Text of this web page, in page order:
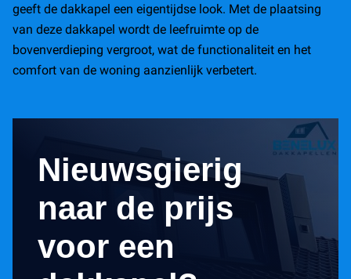
geeft de dakkapel een eigentijdse look. Met de plaatsing
van deze dakkapel wordt de leefruimte op de
bovenverdieping vergroot, wat de functionaliteit en het
comfort van de woning aanzienlijk verbetert.
Nieuwsgierig
naar de prijs
voor een